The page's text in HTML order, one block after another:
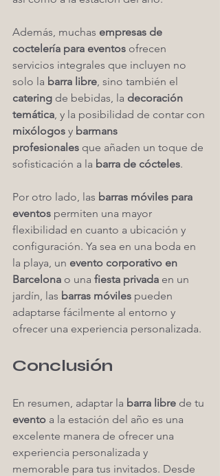
Además, muchas empresas de
coctelería para eventos ofrecen
servicios integrales que incluyen no
solo la barra libre, sino también el
catering de bebidas, la decoración
temática, y la posibilidad de contar con
mixólogos y barmans
profesionales que añaden un toque de
sofisticación a la barra de cócteles.
Por otro lado, las barras móviles para
eventos permiten una mayor
flexibilidad en cuanto a ubicación y
configuración. Ya sea en una boda en
la playa, un evento corporativo en
Barcelona o una fiesta privada en un
jardín, las barras móviles pueden
adaptarse fácilmente al entorno y
ofrecer una experiencia personalizada.
Conclusión
En resumen, adaptar la barra libre de tu
evento a la estación del año es una
excelente manera de ofrecer una
experiencia personalizada y
memorable para tus invitados. Desde